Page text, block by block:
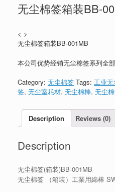
无尘棉签箱装BB-
< >
无尘棉签箱装BB-001MB
本公司优势经销无尘棉签系列全
Category: 无尘棉签 Tags: 工业
签, 无尘室耗材, 无尘棉棒, 无尘
Description Reviews (0)
Description
无尘棉签(箱装)BB-001MB
无尘棉签 （箱装）工業用綿棒